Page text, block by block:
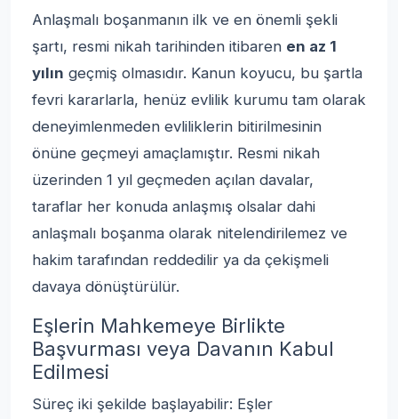
Anlaşmalı boşanmanın ilk ve en önemli şekli
şartı, resmi nikah tarihinden itibaren en az 1
yılın geçmiş olmasıdır. Kanun koyucu, bu şartla
fevri kararlarla, henüz evlilik kurumu tam olarak
deneyimlenmeden evliliklerin bitirilmesinin
önüne geçmeyi amaçlamıştır. Resmi nikah
üzerinden 1 yıl geçmeden açılan davalar,
taraflar her konuda anlaşmış olsalar dahi
anlaşmalı boşanma olarak nitelendirilemez ve
hakim tarafından reddedilir ya da çekişmeli
davaya dönüştürülür.
Eşlerin Mahkemeye Birlikte
Başvurması veya Davanın Kabul
Edilmesi
Süreç iki şekilde başlayabilir: Eşler